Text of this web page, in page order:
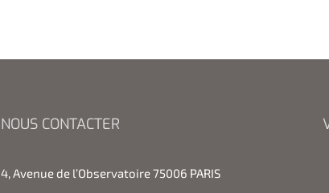
NOUS CONTACTER
4, Avenue de l’Observatoire 75006 PARIS